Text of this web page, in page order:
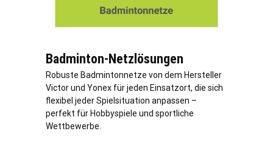
Badminton-Netzlösungen
Robuste Badmintonnetze von dem Hersteller
Victor und Yonex für jeden Einsatzort, die sich
flexibel jeder Spielsituation anpassen –
perfekt für Hobbyspiele und sportliche
Wettbewerbe.